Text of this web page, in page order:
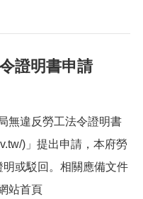
證明書申請
無違反勞工法令證明書
)」提出申請，本府勞
或駁回。相關應備文件
站首頁